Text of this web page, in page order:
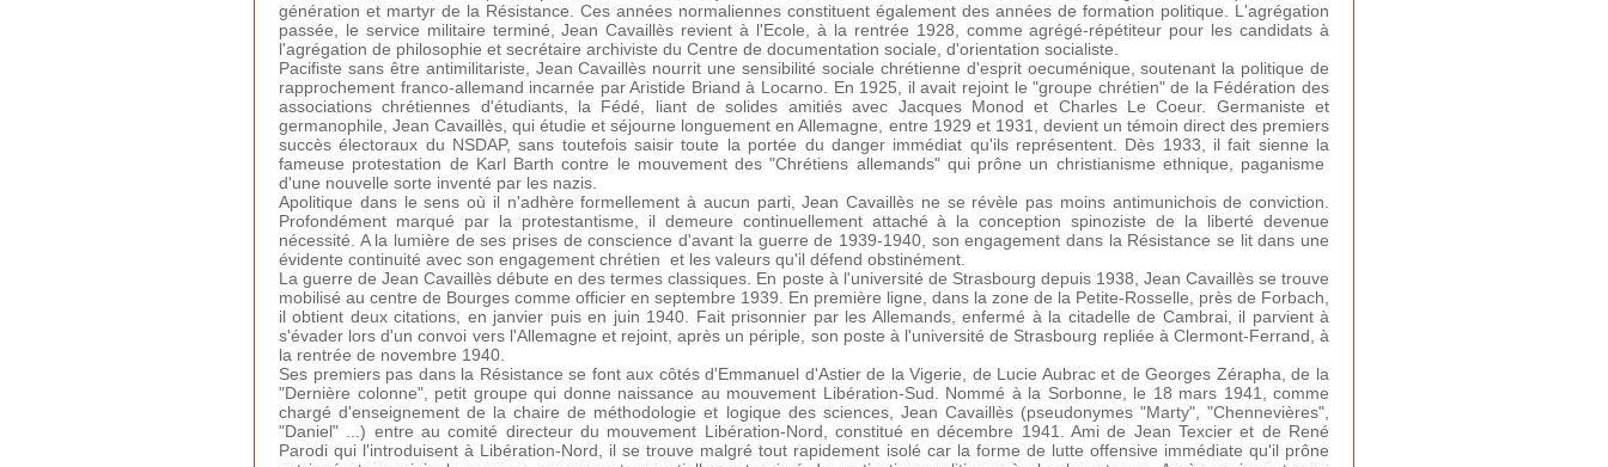
génération et martyr de la Résistance. Ces années normaliennes constituent également des années de formation politique. L'agrégation
passée, le service militaire terminé, Jean Cavaillès revient à l'Ecole, à la rentrée 1928, comme agrégé-répétiteur pour les candidats à
l'agrégation de philosophie et secrétaire archiviste du Centre de documentation sociale, d'orientation socialiste.
Pacifiste sans être antimilitariste, Jean Cavaillès nourrit une sensibilité sociale chrétienne d'esprit oecuménique, soutenant la politique de
rapprochement franco-allemand incarnée par Aristide Briand à Locarno. En 1925, il avait rejoint le "groupe chrétien" de la Fédération des
associations chrétiennes d'étudiants, la Fédé, liant de solides amitiés avec Jacques Monod et Charles Le Coeur. Germaniste et
germanophile, Jean Cavaillès, qui étudie et séjourne longuement en Allemagne, entre 1929 et 1931, devient un témoin direct des premiers
succès électoraux du NSDAP, sans toutefois saisir toute la portée du danger immédiat qu'ils représentent. Dès 1933, il fait sienne la
fameuse protestation de Karl Barth contre le mouvement des "Chrétiens allemands" qui prône un christianisme ethnique, paganisme
d'une nouvelle sorte inventé par les nazis.
Apolitique dans le sens où il n'adhère formellement à aucun parti, Jean Cavaillès ne se révèle pas moins antimunichois de conviction.
Profondément marqué par la protestantisme, il demeure continuellement attaché à la conception spinoziste de la liberté devenue
nécessité. A la lumière de ses prises de conscience d'avant la guerre de 1939-1940, son engagement dans la Résistance se lit dans une
évidente continuité avec son engagement chrétien et les valeurs qu'il défend obstinément.
La guerre de Jean Cavaillès débute en des termes classiques. En poste à l'université de Strasbourg depuis 1938, Jean Cavaillès se trouve
mobilisé au centre de Bourges comme officier en septembre 1939. En première ligne, dans la zone de la Petite-Rosselle, près de Forbach,
il obtient deux citations, en janvier puis en juin 1940. Fait prisonnier par les Allemands, enfermé à la citadelle de Cambrai, il parvient à
s'évader lors d'un convoi vers l'Allemagne et rejoint, après un périple, son poste à l'université de Strasbourg repliée à Clermont-Ferrand, à
la rentrée de novembre 1940.
Ses premiers pas dans la Résistance se font aux côtés d'Emmanuel d'Astier de la Vigerie, de Lucie Aubrac et de Georges Zérapha, de la
"Dernière colonne", petit groupe qui donne naissance au mouvement Libération-Sud. Nommé à la Sorbonne, le 18 mars 1941, comme
chargé d'enseignement de la chaire de méthodologie et logique des sciences, Jean Cavaillès (pseudonymes "Marty", "Chennevières",
"Daniel" ...) entre au comité directeur du mouvement Libération-Nord, constitué en décembre 1941. Ami de Jean Texcier et de René
Parodi qui l'introduisent à Libération-Nord, il se trouve malgré tout rapidement isolé car la forme de lutte offensive immédiate qu'il prône